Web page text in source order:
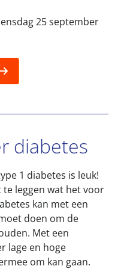
25 september
diabetes
1 diabetes is leuk!
leggen wat het voor
kan met een
doen om de
Met een
lage en hoge
om kan gaan.